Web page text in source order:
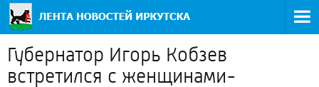
Губернатор Игорь Кобзев
встретился с женщинами-